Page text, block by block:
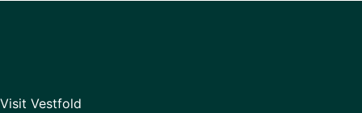
Visit Vestfold